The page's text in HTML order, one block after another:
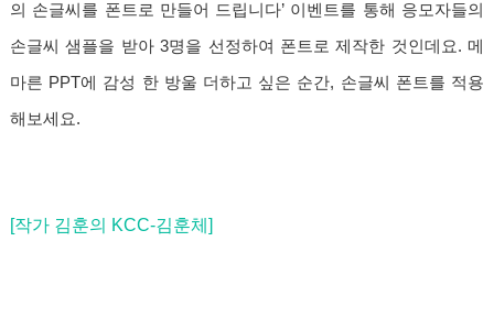
의 손글씨를 폰트로 만들어 드립니다’ 이벤트를 통해 응모자들의
손글씨 샘플을 받아 3명을 선정하여 폰트로 제작한 것인데요. 메
마른 PPT에 감성 한 방울 더하고 싶은 순간, 손글씨 폰트를 적용
해보세요.
[작가 김훈의 KCC-김훈체]